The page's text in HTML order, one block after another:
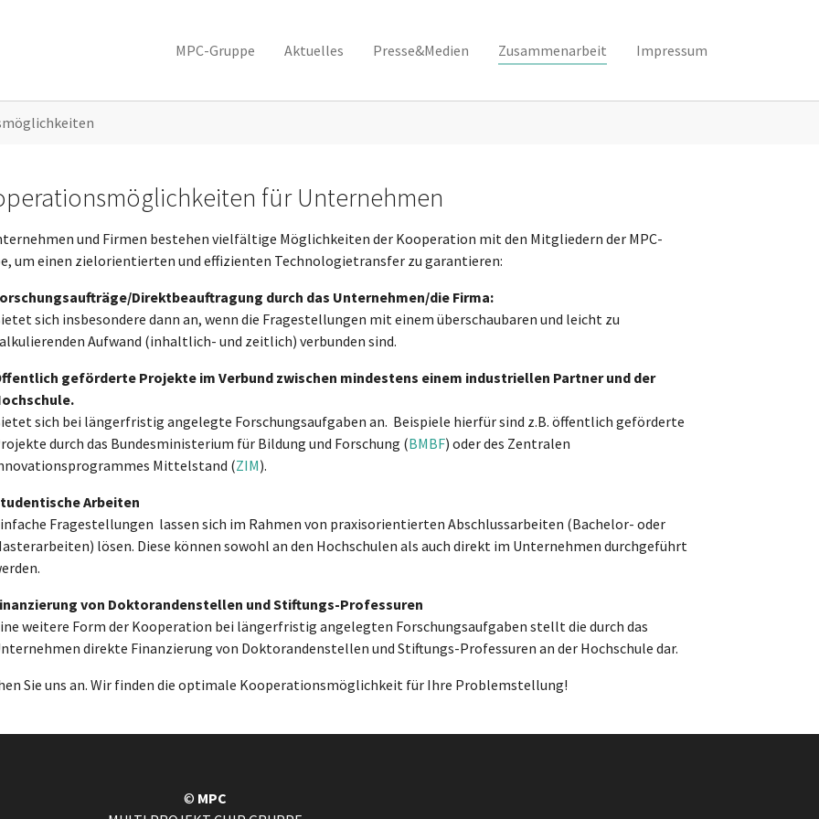
MPC-Gruppe Aktuelles Presse&Medien Zusammenarbeit Impressum
für Unternehmen
und Firmen bestehen vielfältige Möglichkeiten der Kooperation mit den Mitgliedern der MPC-
um einen zielorientierten und effizienten Technologietransfer zu garantieren:
Direktbeauftragung durch das Unternehmen/die Firma:
sich insbesondere dann an, wenn die Fragestellungen mit einem überschaubaren und leicht zu
Aufwand (inhaltlich- und zeitlich) verbunden sind.
geförderte Projekte im Verbund zwischen mindestens einem industriellen Partner und der
sich bei längerfristig angelegte Forschungsaufgaben an. Beispiele hierfür sind z.B. öffentlich geförderte
durch das Bundesministerium für Bildung und Forschung (BMBF) oder des Zentralen
Mittelstand (ZIM).
Arbeiten
Fragestellungen lassen sich im Rahmen von praxisorientierten Abschlussarbeiten (Bachelor- oder
lösen. Diese können sowohl an den Hochschulen als auch direkt im Unternehmen durchgeführt
von Doktorandenstellen und Stiftungs-Professuren
weitere Form der Kooperation bei längerfristig angelegten Forschungsaufgaben stellt die durch das
direkte Finanzierung von Doktorandenstellen und Stiftungs-Professuren an der Hochschule dar.
Sie uns an. Wir finden die optimale Kooperationsmöglichkeit für Ihre Problemstellung!
© MPC